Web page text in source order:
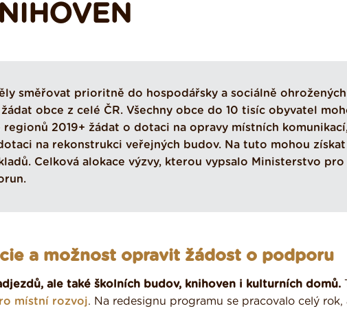
směřovat prioritně do hospodářsky a sociálně
obce z celé ČR. Všechny obce do 10 tisíc obyvatel
regionů 2019+ žádat o dotaci na opravy místních
na rekonstrukci veřejných budov. Na tuto mohou
Celková alokace výzvy, kterou vypsalo Ministerstvo
a možnost opravit žádost o podporu
ale také školních budov, knihoven i kulturních domů.
místní rozvoj. Na redesignu programu se pracovalo celý